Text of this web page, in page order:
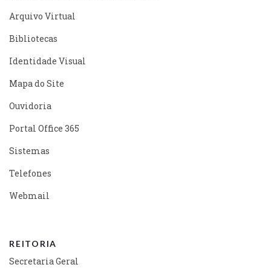
Arquivo Virtual
Bibliotecas
Identidade Visual
Mapa do Site
Ouvidoria
Portal Office 365
Sistemas
Telefones
Webmail
REITORIA
Secretaria Geral